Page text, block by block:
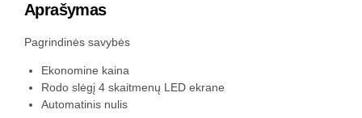
Aprašymas
Pagrindinės savybės
Ekonomine kaina
Rodo slėgį 4 skaitmenų LED ekrane
Automatinis nulis